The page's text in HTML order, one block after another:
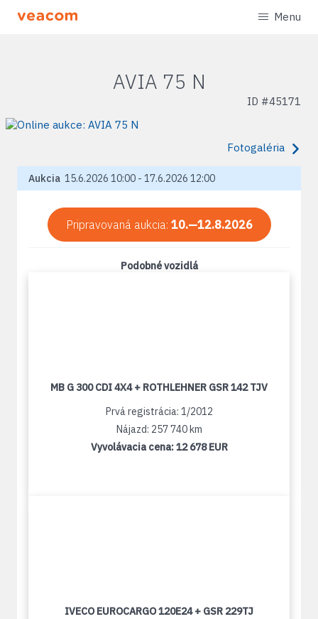
Menu
AVIA 75 N
ID #45171
Fotogaléria
Aukcia 15.6.2026 10:00 - 17.6.2026 12:00
Pripravovaná aukcia: 10.—12.8.2026
Podobné vozidlá
MB G 300 CDI 4X4 + ROTHLEHNER GSR 142 TJV
Prvá registrácia: 1/2012
Nájazd: 257 740 km
Vyvolávacia cena:12 678 EUR
IVECO EUROCARGO 120E24 + GSR 229TJ